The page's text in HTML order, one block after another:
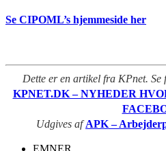
Se CIPOML’s hjemmeside her
Dette er en artikel fra KPnet.
KPNET.DK – NYHEDER
Udgives afAPK –
EMNER